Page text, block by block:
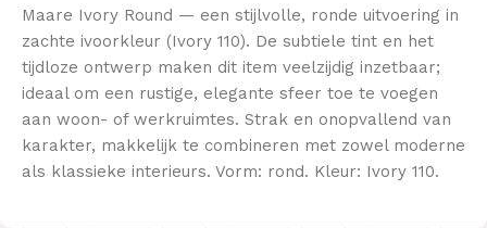
Maare Ivory Round — een stijlvolle, ronde uitvoering in
zachte ivoorkleur (Ivory 110). De subtiele tint en het
tijdloze ontwerp maken dit item veelzijdig inzetbaar;
ideaal om een rustige, elegante sfeer toe te voegen
aan woon- of werkruimtes. Strak en onopvallend van
karakter, makkelijk te combineren met zowel moderne
als klassieke interieurs. Vorm: rond. Kleur: Ivory 110.